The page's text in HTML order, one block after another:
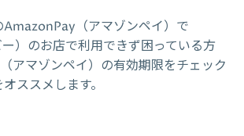
AmazonPay（アマゾンペイ）で
）のお店で利用できず困っている方
アマゾンペイ）の有効期限をチェック
ススメします。